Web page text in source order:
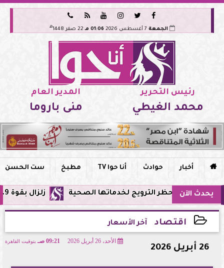






الجمعة 01:06 مـ 22 صفر 1448 هـ
رئيس التحرير
محمد الغيطي
المدير العام
منى باروما
 أخبار حوادث أنا حوا TV مطبخ ست الحسن
يحدث الآن زلزال بقوة 5.9 ريختر يشعر به سكان القاهرة وعدة محافظات.. مركزه شرق البحر المتوسط وحظر الترويج لخدماتها الصحية
اقتصاد آخر الأسعار
الأحد، 26 أبريل 2026 09:21 صـ بتوقيت القاهرة
2026-04-26 09:21:19
26 أبريل 2026